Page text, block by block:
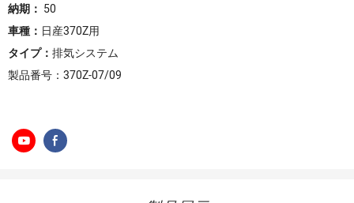
納期： 50
車種： 日産370Z用
タイプ： 排気システム
製品番号：370Z-07/09